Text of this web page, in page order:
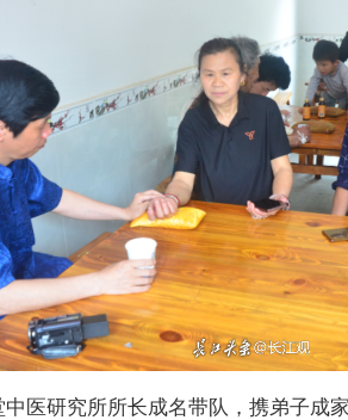
医研究所所长成名带队，携弟子成